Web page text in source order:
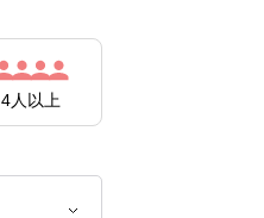
4人以上